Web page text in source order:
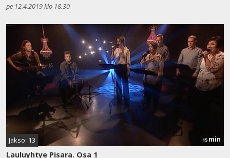
pe 12.4.2019 klo 18.30
Jakso: 13 15 min
Lauluyhtye Pisara. Osa 1